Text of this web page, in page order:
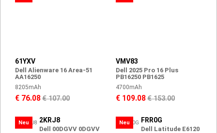
61YXV
Dell Alienware 16 Area-51
AA16250
8205mAh
€ 76.08€ 107.00
VMV83
Dell 2025 Pro 16 Plus
PB16250 PB1625
4700mAh
€ 109.08€ 153.00
Neu 2KRJ8
Dell 00DGVV 0DGVV
Neu FRR0G
Dell Latitude E6120